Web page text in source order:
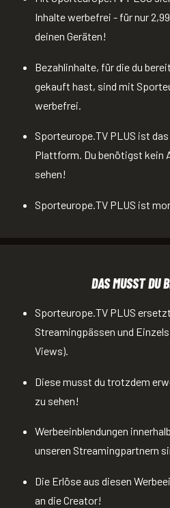
Inhalte werbefrei - für nur
deinen Geräten!
Bezahlinhalte, für die du
gekauft hast, sind mit
werbefrei.
Sporteurope.TV PLUS ist
Plattform. Du benötigst kein
sehen!
Sporteurope.TV PLUS ist
DAS MUSST DU
Sporteurope.TV PLUS
Streamingpässen und
Views).
Diese musst du trotzdem
zu sehen!
Werbeeinblendungen
unseren Streamingpartnern
Die Erlöse aus diesen Werbee
an die Creator!